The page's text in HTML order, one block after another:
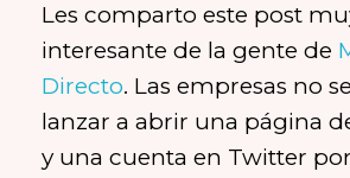
Les comparto este post
interesante de la gente de
Directo. Las empresas no
lanzar a abrir una página
y una cuenta en Twitter